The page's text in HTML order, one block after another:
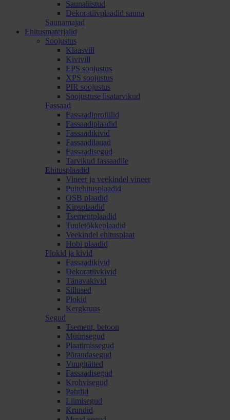
Saunaliistud
Dekoratiivplaadid sauna
Saunamajad
Ehitusmaterjalid
Soojustus
Klaasvill
Kivivill
EPS soojustus
XPS soojustus
PIR soojustus
Soojustuse lisatarvikud
Fassaad
Fassaadiprofiilid
Fassaadiplaadid
Fassaadikivid
Fassaadilauad
Fassaadisegud
Tarvikud fassaadile
Ehitusplaadid
Vineer ja veekindel vineer
Puitehitusplaadid
OSB plaadid
Kipsplaadid
Tsementplaadid
Tuuletõkkeplaadid
Veekindel ehitusplaat
Hobi plaadid
Plokid ja kivid
Fassaadikivid
Dekoratiivkivid
Tänavakivid
Sillused
Plokid
Kergkruus
Segud
Tsement, betoon
Müürisegud
Plaatimissegud
Põrandasegud
Vuugitäited
Fassaadisegud
Krohvisegud
Pahtlid
Liimisegud
Krundid